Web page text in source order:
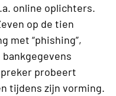
online oplichters.
op de tien
met “phishing”,
probeert
tijdens zijn vorming.